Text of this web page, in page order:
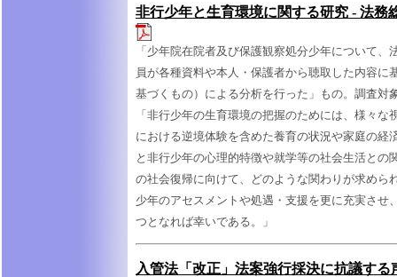
非行少年と生育環境に関する研究 - 法務
「少年院在院者及び保護観察処分少年について
員が各種資料や本人・保護者から聴取した内容
基づくもの）による分析を行った」もの。調査対
「非行少年の生育環境の把握のためには、様々
における逆境体験を含めた養育の状況や家庭の
と非行少年の心理的特徴や就学等の社会生活と
の社会復帰に向けて、どのような関わりが求めら
少年のアセスメントや処遇・支援を更に充実さ
つとなれば幸いである。」
入管法「改正」法案強行採決に抗議する